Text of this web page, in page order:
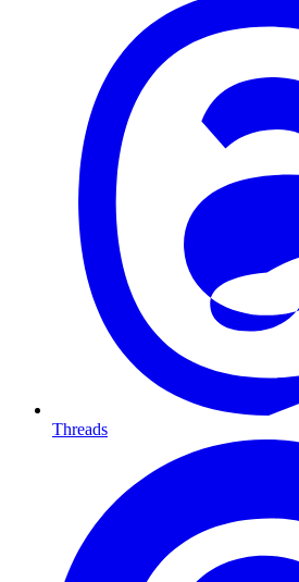
Threads